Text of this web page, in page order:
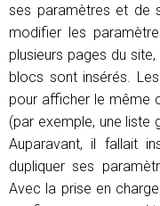
ses paramètres et de
modifier les
plusieurs pages du
blocs sont insérés.
pour afficher le même
(par exemple, une liste
Auparavant, il fallait
dupliquer ses
Avec la prise en